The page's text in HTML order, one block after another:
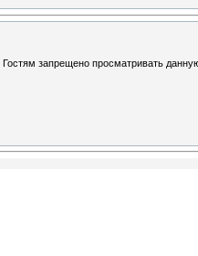
Гостям запрещено просматривать